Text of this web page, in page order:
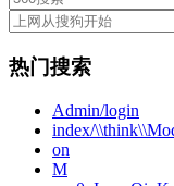
热门搜索
Admin/login
index/
on
M